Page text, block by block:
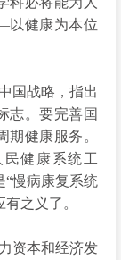
以健康为本位
国战略，指出
志。要完善国
期健康服务。
健康系统工
“慢病康复系统
之义了。
资本和经济发